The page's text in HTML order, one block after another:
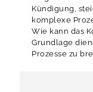
Kündigung,
komplexe
Wie kann das
Grundlage
Prozesse zu